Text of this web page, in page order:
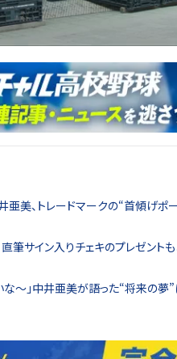
井亜美、トレードマークの“首傾
サイン入りチェキのプレゼント
な～」中井亜美が語った“将来の